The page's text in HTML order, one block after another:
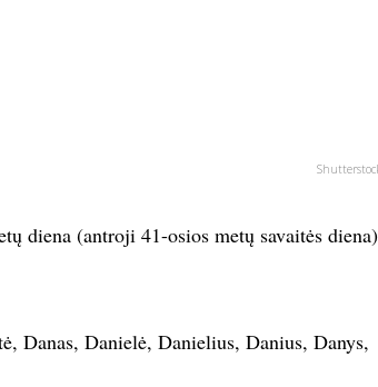
diena (antroji 41-osios metų savaitės
Danas, Danielė, Danielius, Danius, Danys,